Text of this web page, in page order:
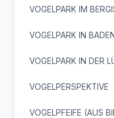
VOGELPARK IM
VOGELPARK IN
VOGELPARK IN DER
VOGELPERSPEKTIVE
VOGELPFEIFE (AUS